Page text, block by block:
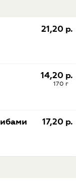
21,20 р.
14,20 р.
170 г
17,20 р.